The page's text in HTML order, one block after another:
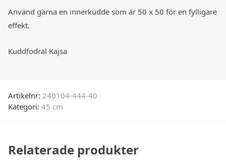
Använd gärna en innerkudde som är 50 x 50 för en fylligare
effekt.
Kuddfodral Kajsa
Artikelnr: 240104-444-40
Kategori: 45 cm
Relaterade produkter